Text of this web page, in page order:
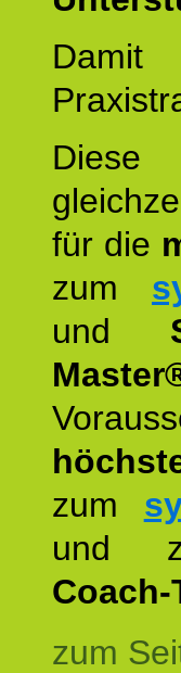
für die
zum
und
zum
und
zum